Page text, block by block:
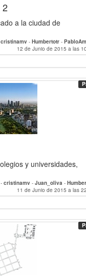
2
a la ciudad de
cristinamv - Humbertotr -
12 de Junio de 2015 a las
y universidades,
- cristinamv - Juan_oliva -
11 de Junio de 2015 a las